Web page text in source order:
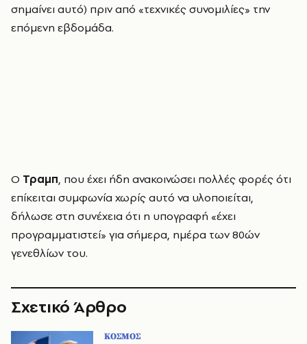
σημαίνει αυτό) πριν από «τεχνικές συνομιλίες» την
επόμενη εβδομάδα.
Ο Τραμπ, που έχει ήδη ανακοινώσει πολλές φορές ότι
επίκειται συμφωνία χωρίς αυτό να υλοποιείται,
δήλωσε στη συνέχεια ότι η υπογραφή «έχει
προγραμματιστεί» για σήμερα, ημέρα των 80ών
γενεθλίων του.
Σχετικό Άρθρο
ΚΟΣΜΟΣ